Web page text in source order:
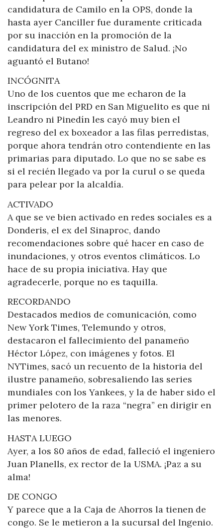
candidatura de Camilo en la OPS, donde la
hasta ayer Canciller fue duramente criticada
por su inacción en la promoción de la
candidatura del ex ministro de Salud. ¡No
aguantó el Butano!
INCÓGNITA
Uno de los cuentos que me echaron de la
inscripción del PRD en San Miguelito es que ni
Leandro ni Pinedín les cayó muy bien el
regreso del ex boxeador a las filas perredistas,
porque ahora tendrán otro contendiente en las
primarias para diputado. Lo que no se sabe es
si el recién llegado va por la curul o se queda
para pelear por la alcaldía.
ACTIVADO
A que se ve bien activado en redes sociales es a
Donderis, el ex del Sinaproc, dando
recomendaciones sobre qué hacer en caso de
inundaciones, y otros eventos climáticos. Lo
hace de su propia iniciativa. Hay que
agradecerle, porque no es taquilla.
RECORDANDO
Destacados medios de comunicación, como
New York Times, Telemundo y otros,
destacaron el fallecimiento del panameño
Héctor López, con imágenes y fotos. El
NYTimes, sacó un recuento de la historia del
ilustre panameño, sobresaliendo las series
mundiales con los Yankees, y la de haber sido el
primer pelotero de la raza “negra” en dirigir en
las menores.
HASTA LUEGO
Ayer, a los 80 años de edad, falleció el ingeniero
Juan Planells, ex rector de la USMA. ¡Paz a su
alma!
DE CONGO
Y parece que a la Caja de Ahorros la tienen de
congo. Se le metieron a la sucursal del Ingenio.